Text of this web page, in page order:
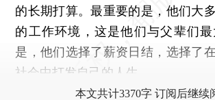
的长期打算。最重要的是，他们大
的工作环境，这是他们与父辈们
是，他们选择了薪资日结，选择了
社会中打发自己的人生。
本文共计3370字 订阅后继续